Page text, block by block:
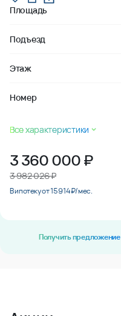
Площадь
Подъезд
Этаж
Номер
Все характеристики
3 360 000₽
3 982 026 ₽
В ипотеку от 15 914 ₽/мес.
Получить предложение